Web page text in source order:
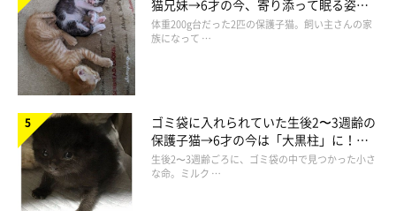
猫兄妹→6才の今、寄り添って眠る姿に
ほっこり！
体重200g台だった2匹の保護子猫。飼い主さんの家
族になって …
ゴミ袋に入れられていた生後2〜3週齢の
保護子猫→6才の今は「大黒柱」に！
美しい黒猫に成長した姿にグッとくる
生後2〜3週齢ごろに、ゴミ袋の中で見つかった小さ
な命。ミルク …